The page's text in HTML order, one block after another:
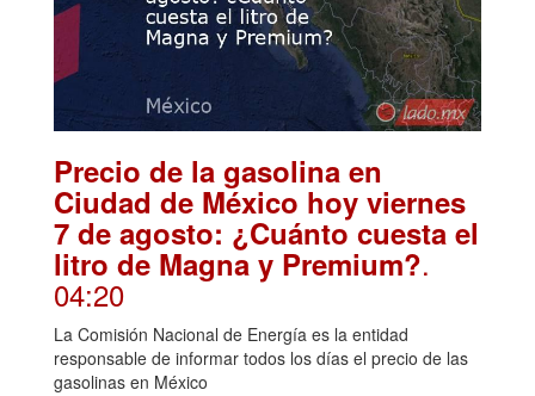
Precio de la gasolina en
Ciudad de México hoy viernes
7 de agosto: ¿Cuánto cuesta el
litro de Magna y Premium?.
04:20
La Comisión Nacional de Energía es la entidad
responsable de informar todos los días el precio de las
gasolinas en México